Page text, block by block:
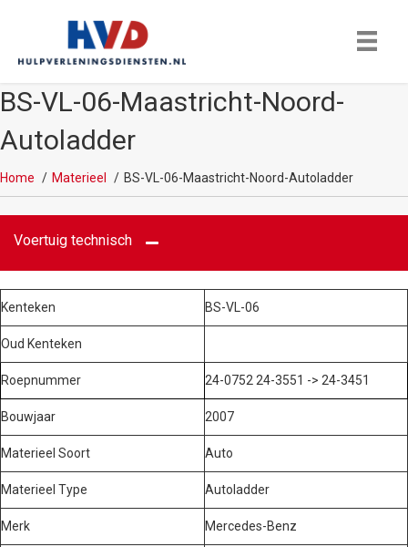
BS-VL-06-Maastricht-Noord-
Autoladder
Home Materieel BS-VL-06-Maastricht-Noord-Autoladder
Voertuig technisch
Kenteken BS-VL-06
Oud Kenteken
Roepnummer 24-0752 24-3551 -> 24-3451
Bouwjaar 2007
Materieel Soort Auto
Materieel Type Autoladder
Merk Mercedes-Benz